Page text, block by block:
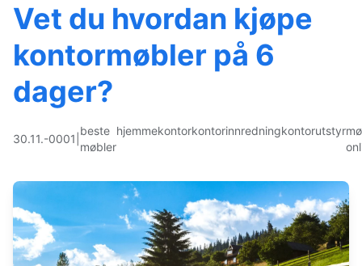
Vet du hvordan kjøpe
kontormøbler på 6
dager?
30.11.-0001
beste
møbler
hjemmekontorkontorinnredningkontorutstyr